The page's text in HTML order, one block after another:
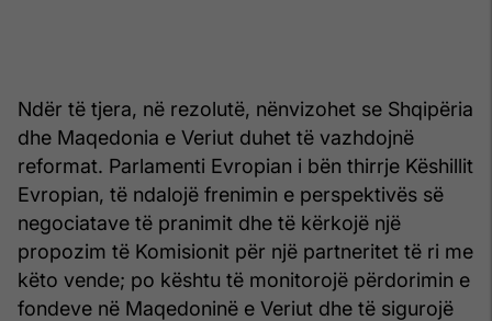
Ndër të tjera, në rezolutë, nënvizohet se Shqipëria
dhe Maqedonia e Veriut duhet të vazhdojnë
reformat. Parlamenti Evropian i bën thirrje Këshillit
Evropian, të ndalojë frenimin e perspektivës së
negociatave të pranimit dhe të kërkojë një
propozim të Komisionit për një partneritet të ri me
këto vende; po kështu të monitorojë përdorimin e
fondeve në Maqedoninë e Veriut dhe të sigurojë